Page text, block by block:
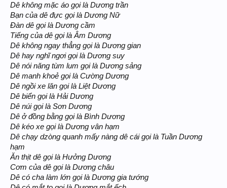
Dê không mặc áo gọi là Dương trần
Bạn của dê đực gọi là Dương Nữ
Đàn dê gọi là Dương cầm
Tiếng của dê gọi là Âm Dương
Dê không ngay thẳng gọi là Dương gian
Dê hay nghĩ ngơi gọi là Dương suy
Dê nói năng tùm lum gọi là Dương sảng
Dê manh khoẻ gọi là Cường Dương
Dê ngồi xe lăn gọi là Liệt Dương
Dê biển gọi là Hải Dương
Dê núi gọi là Sơn Dương
Dê ở đồng bằng gọi là Bình Dương
Dê kéo xe gọi là Dương vân hạm
Dê chạy dzòng quanh mấy nàng dê cái gọi là Tuần Dương
hạm
Ăn thịt dê gọi là Hưởng Dương
Cơm của dê gọi là Dương châu
Dê có cha làm lớn gọi là Dương gia tướng